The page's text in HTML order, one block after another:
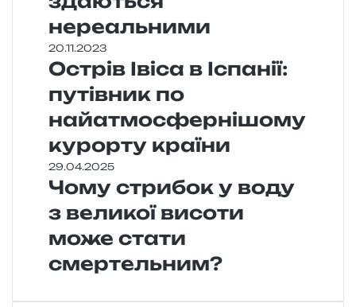
нереальними
20.11.2023
Острів Івіса в Іспанії:
путівник по
найатмосфернішому
курорту країни
29.04.2025
Чому стрибок у воду
з великої висоти
може стати
смертельним?